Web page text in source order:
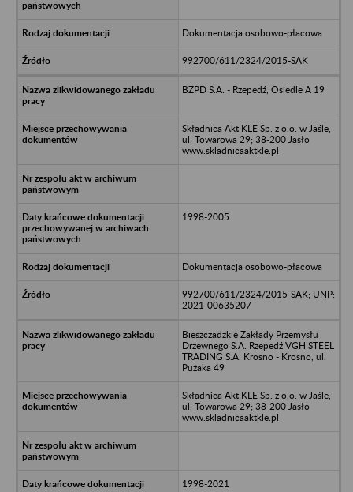
Dokumentacja osobowo-płacowa
992700/611/2324/2015-SAK
BZPD S.A. - Rzepedź, Osiedle A 19
Składnica Akt KLE Sp. z o.o. w Jaśle,
ul. Towarowa 29; 38-200 Jasło
www.skladnicaaktkle.pl
1998-2005
Dokumentacja osobowo-płacowa
992700/611/2324/2015-SAK; UNP:
2021-00635207
Bieszczadzkie Zakłady Przemysłu
Drzewnego S.A. Rzepedź VGH STEEL
TRADING S.A. Krosno - Krosno, ul.
Pużaka 49
Składnica Akt KLE Sp. z o.o. w Jaśle,
ul. Towarowa 29; 38-200 Jasło
www.skladnicaaktkle.pl
1998-2021